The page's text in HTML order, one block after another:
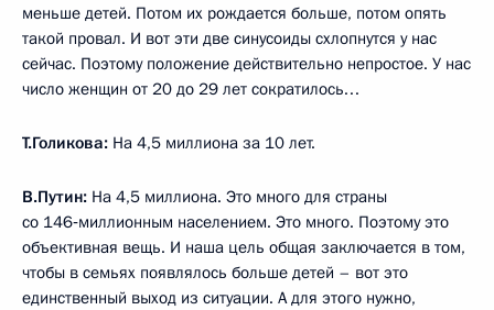
меньше детей. Потом их рождается больше, потом опять
такой провал. И вот эти две синусоиды схлопнутся у нас
сейчас. Поэтому положение действительно непростое. У нас
число женщин от 20 до 29 лет сократилось…
Т.Голикова: На 4,5 миллиона за 10 лет.
В.Путин: На 4,5 миллиона. Это много для страны
со 146‑миллионным населением. Это много. Поэтому это
объективная вещь. И наша цель общая заключается в том,
чтобы в семьях появлялось больше детей – вот это
единственный выход из ситуации. А для этого нужно,